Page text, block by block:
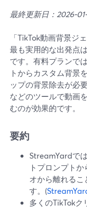
最終更新日：2026-
「TikTok動画背景ジ
最も実用的な出発点
です。有料プランで
トからカスタム背景
ップの背景除去が必
などのツールで動画
むのが効果的です。
要約
StreamYardで
トプロンプト
オから離れるこ
す。(
多くのTikTokク